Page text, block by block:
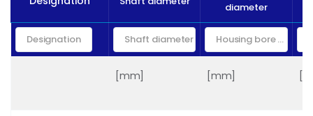
diameter
[mm] [mm]